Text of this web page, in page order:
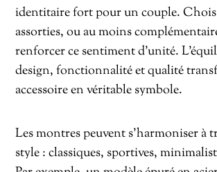
identitaire fort pour un couple.
assorties, ou au moins
renforcer ce sentiment d’unité.
design, fonctionnalité et qualité
accessoire en véritable symbole.
Les montres peuvent s’harmoniser à
style : classiques, sportives,